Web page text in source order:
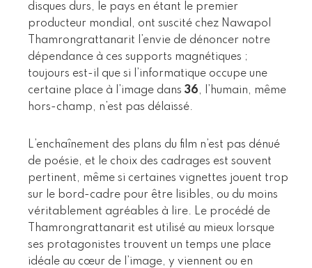
disques durs, le pays en étant le premier
producteur mondial, ont suscité chez Nawapol
Thamrongrattanarit l’envie de dénoncer notre
dépendance à ces supports magnétiques ;
toujours est-il que si l’informatique occupe une
certaine place à l’image dans 36, l’humain, même
hors-champ, n’est pas délaissé.
L’enchaînement des plans du film n’est pas dénué
de poésie, et le choix des cadrages est souvent
pertinent, même si certaines vignettes jouent trop
sur le bord-cadre pour être lisibles, ou du moins
véritablement agréables à lire. Le procédé de
Thamrongrattanarit est utilisé au mieux lorsque
ses protagonistes trouvent un temps une place
idéale au cœur de l’image, y viennent ou en